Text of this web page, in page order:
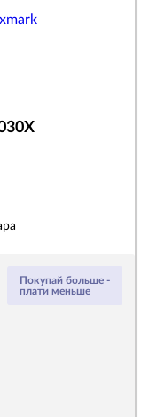
Покупай больше -
плати меньше